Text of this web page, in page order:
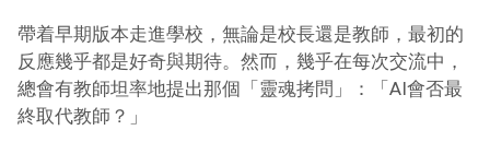
帶着早期版本走進學校，無論是校長還是教師，最初的
反應幾乎都是好奇與期待。然而，幾乎在每次交流中，
總會有教師坦率地提出那個「靈魂拷問」：「AI會否最
終取代教師？」